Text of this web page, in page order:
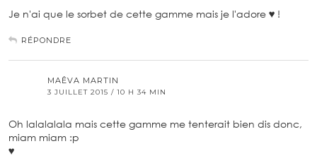
Je n'ai que le sorbet de cette gamme mais je l'adore ♥ !
RÉPONDRE
MAÊVA MARTIN
3 JUILLET 2015 / 10 H 34 MIN
Oh lalalalala mais cette gamme me tenterait bien dis donc,
miam miam :p
♥